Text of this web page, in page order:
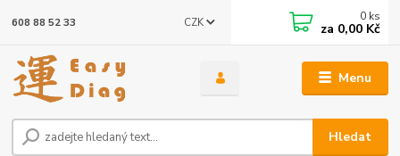
Menu
CZK
Hledat
608 88 52 33 0 ks
za 0,00 Kč